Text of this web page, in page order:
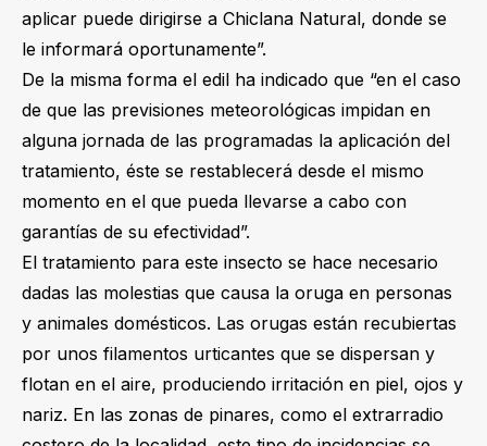
aplicar puede dirigirse a Chiclana Natural, donde se
le informará oportunamente”.
De la misma forma el edil ha indicado que “en el caso
de que las previsiones meteorológicas impidan en
alguna jornada de las programadas la aplicación del
tratamiento, éste se restablecerá desde el mismo
momento en el que pueda llevarse a cabo con
garantías de su efectividad”.
El tratamiento para este insecto se hace necesario
dadas las molestias que causa la oruga en personas
y animales domésticos. Las orugas están recubiertas
por unos filamentos urticantes que se dispersan y
flotan en el aire, produciendo irritación en piel, ojos y
nariz. En las zonas de pinares, como el extrarradio